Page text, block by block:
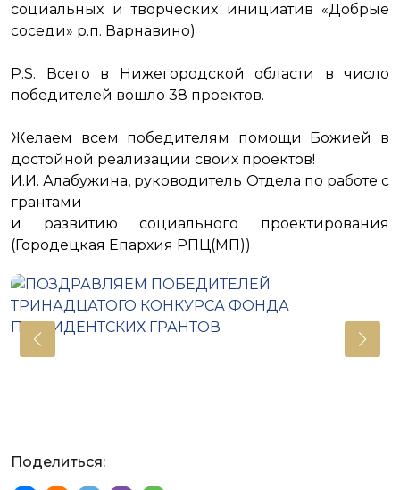
социальных и творческих инициатив «Добрые
соседи» р.п. Варнавино)
P.S. Всего в Нижегородской области в число
победителей вошло 38 проектов.
Желаем всем победителям помощи Божией в
достойной реализации своих проектов!
И.И. Алабужина, руководитель Отдела по работе с
грантами
и развитию социального проектирования
(Городецкая Епархия РПЦ(МП))
Поделиться: